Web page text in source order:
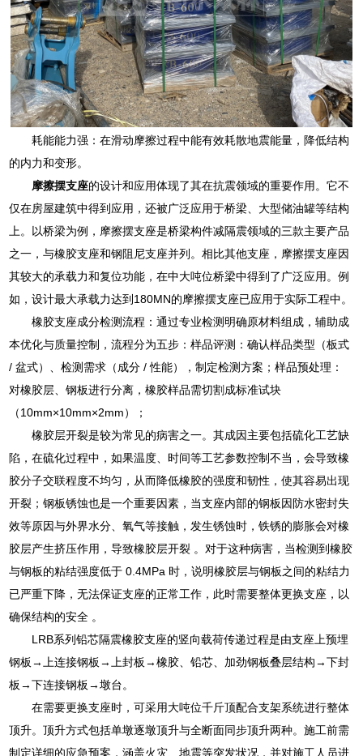
耗能能力强：在滑动摩擦过程中能有效耗散地震能量，降低结构
的内力和变形。
摩擦摆支座的设计和应用体现了其在抗震领域的重要作用。它不
仅在房屋建筑中得到应用，还被广泛应用于桥梁、大型储油罐等结构
上。以桥梁为例，摩擦摆支座是桥梁构件减隔震领域的三款主要产品
之一，与橡胶支座和钢阻尼支座并列。相比其他支座，摩擦摆支座因
其较大的承载力和复位功能，在中大吨位桥梁中得到了广泛应用。例
如，设计最大承载力达到180MN的摩擦摆支座已应用于实际工程中。
橡胶支座成分检测流程：通过专业检测明确原材料组成，辅助成
本优化与质量控制，流程分为五步：样品评测：确认样品类型（板式
/ 盆式）、检测需求（成分 / 性能），制定检测方案；样品预处理：
对橡胶层、钢板进行分离，橡胶样品需切割成标准试块
（10mm×10mm×2mm）；
橡胶层开裂是较为常见的病害之一。其成因主要包括硫化工艺缺
陷，在硫化过程中，如果温度、时间等工艺参数控制不当，会导致橡
胶分子交联程度不均匀，从而降低橡胶的强度和韧性，使其容易出现
开裂；钢板锈蚀也是一个重要因素，当支座内部的钢板因防水密封失
效等原因与外界水分、氧气等接触，发生锈蚀时，铁锈的膨胀会对橡
胶层产生挤压作用，导致橡胶层开裂 。对于这种病害，当检测到橡胶
与钢板的粘结强度低于 0.4MPa 时，说明橡胶层与钢板之间的粘结力
已严重下降，无法保证支座的正常工作，此时需要整体更换支座，以
确保结构的安全 。
LRB系列铅芯隔震橡胶支座的竖向载荷传递过程是由支座上预埋
钢板→上连接钢板→上封板→橡胶、铅芯、加劲钢板叠层结构→下封
板→下连接钢板→墩台。
在需要更换支座时，可采用大吨位千斤顶配合支架系统进行整体
顶升。顶升方式包括单墩逐墩顶升与全断面同步顶升两种。施工前需
制定详细的应急预案，涵盖火灾、地震等突发状况，并对施工人员进